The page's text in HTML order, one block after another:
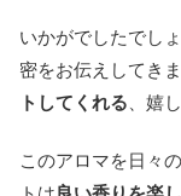
いかがでしたでし
密をお伝えしてき
トしてくれる 、嬉
このアロマを日々